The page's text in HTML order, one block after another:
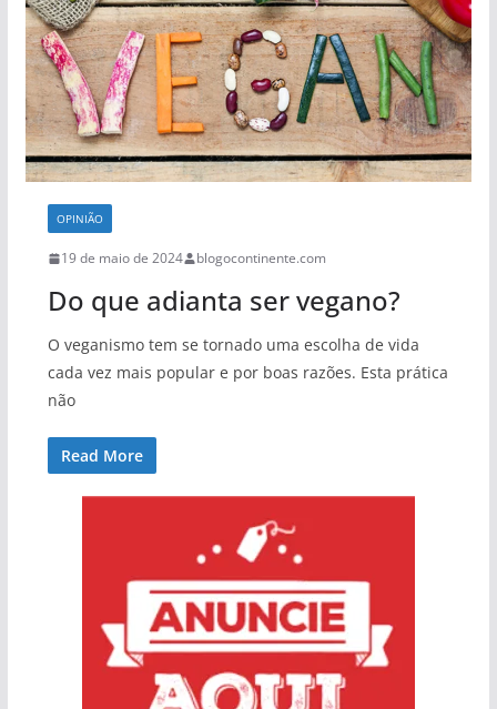
OPINIÃO
19 de maio de 2024 blogocontinente.com
Do que adianta ser vegano?
O veganismo tem se tornado uma escolha de vida
cada vez mais popular e por boas razões. Esta prática
não
Read More